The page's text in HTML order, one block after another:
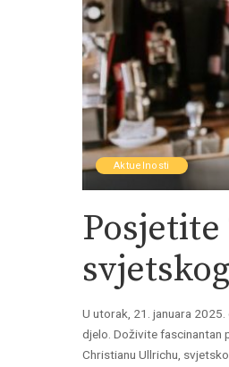
Aktuelnosti
U utorak, 21. januara
djelo. Doživite fascinantan
Christianu Ullrichu,